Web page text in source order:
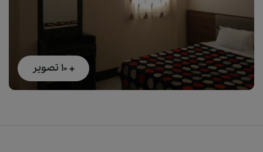
+ 10 تصویر